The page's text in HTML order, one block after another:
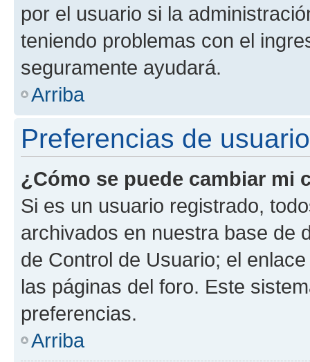
por el usuario si la
teniendo problemas con el
seguramente ayudará.
Arriba
Preferencias de
¿Cómo se puede cambiar mi
Si es un usuario registrado,
archivados en nuestra base de
de Control de Usuario; el
las páginas del foro. Este
preferencias.
Arriba